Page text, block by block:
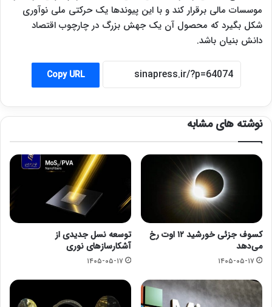
موسسات مالی برقرار کند و با این پیوندها یک حرکتی ملی نوآوری
شکل بگیرد که محصول آن یک جهش بزرگ در چارچوب اقتصاد
دانش بنیان باشد.
Copy URL
نوشته های مشابه
کسوف جزئی خورشید ۱۲ اوت رخ
می‌دهد
۱۴۰۵-۰۵-۱۷
توسعه نسل جدیدی از
آشکارسازهای نوری
۱۴۰۵-۰۵-۱۷